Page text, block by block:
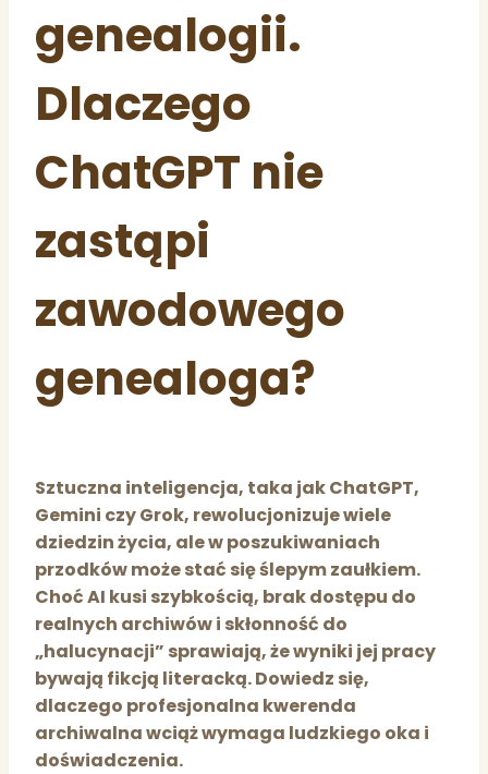
genealogii.
Dlaczego
ChatGPT nie
zastąpi
zawodowego
genealoga?
Sztuczna inteligencja, taka jak ChatGPT,
Gemini czy Grok, rewolucjonizuje wiele
dziedzin życia, ale w poszukiwaniach
przodków może stać się ślepym zaułkiem.
Choć AI kusi szybkością, brak dostępu do
realnych archiwów i skłonność do
„halucynacji” sprawiają, że wyniki jej pracy
bywają fikcją literacką. Dowiedz się,
dlaczego profesjonalna kwerenda
archiwalna wciąż wymaga ludzkiego oka i
doświadczenia.